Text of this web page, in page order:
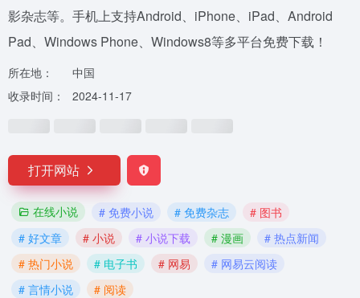
影杂志等。手机上支持Android、iPhone、iPad、Android
Pad、Windows Phone、Windows8等多平台免费下载！
所在地：
中国
收录时间：
2024-11-17
打开网站
在线小说 # 免费小说 # 免费杂志
# 图书
# 好文章
# 小说 # 小说下载 # 漫画
# 热点新闻
# 热门小说
# 电子书 # 网易
# 网易云阅读
# 言情小说
# 阅读